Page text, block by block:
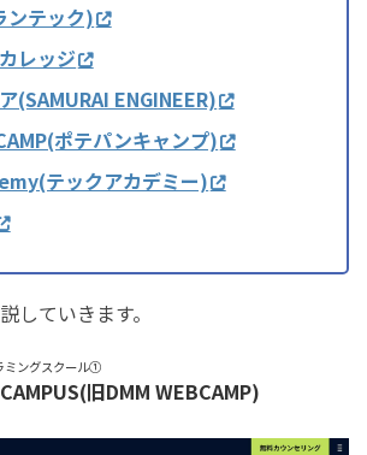
ンテック)
レッジ
(SAMURAI ENGINEER)
ポテパンキャンプ)
テックアカデミー)
していきます。
ミングスクール①
旧DMM WEBCAMP)